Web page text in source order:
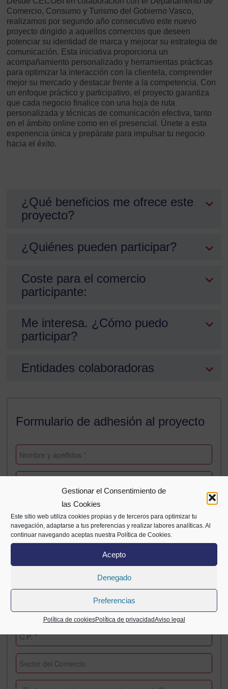
Gestionar el Consentimiento de
las Cookies
Este sitio web utiliza cookies propias y de terceros para optimizar tu
navegación, adaptarse a tus preferencias y realizar labores analíticas. Al
continuar navegando aceptas nuestra Política de Cookies.
Acepto
Denegado
Preferencias
Política de cookiesPolítica de privacidadAviso legal
Comercio, Consumo y Turismo del Gobierno Vasco,
realizamos por segundo año consecutivo este nuevo
proyecto dirigido a aquellos comercios que deseen
potenciar su identidad de marca y mejorar su estrategia de
comunicación. Esta iniciativa proporciona un
acompañamiento personalizado y herramientas prácticas
para optimizar la interacción con la clientela, comprender
mejor su mercado y destacar frente a la competencia. Con
un enfoque práctico y participativo, el proyecto garantiza
que cada negocio finalice con una hoja de ruta
personalizada y técnicas de comunicación efectiva, tanto
en el ámbito online como en el presencial. Únete a esta
experiencia única y prepárate para impulsar tu negocio
hacia el éxito.
¿Qué beneficios me ofrece este
proyecto?
¿Quiénes pueden participar?
Coste para el comercio
participante:
Me interesa. ¿Cómo puedo
participar?
Entidades colaboradoras
Formulario de adhesión al proyecto